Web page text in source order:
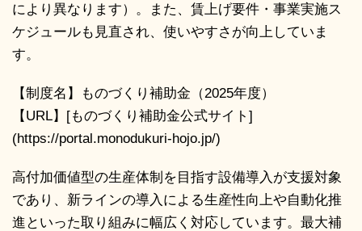
により異なります）。また、賃上げ要件・事業実施ス
ケジュールも見直され、使いやすさが向上していま
す。
【制度名】ものづくり補助金（2025年度）
【URL】[ものづくり補助金公式サイト]
(https://portal.monodukuri-hojo.jp/)
高付加価値型の生産体制を目指す設備導入が支援対象
であり、新ラインの導入による生産性向上や自動化推
進といった取り組みに幅広く対応しています。最大補